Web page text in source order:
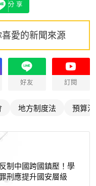
分享
愛的新聞來源
好友 訂閱
地方制度法 預算法
制中國跨國鎮壓！學
刑應提升國安層級